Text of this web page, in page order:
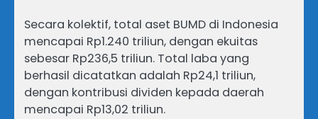
Secara kolektif, total aset BUMD di Indonesia
mencapai Rp1.240 triliun, dengan ekuitas
sebesar Rp236,5 triliun. Total laba yang
berhasil dicatatkan adalah Rp24,1 triliun,
dengan kontribusi dividen kepada daerah
mencapai Rp13,02 triliun.